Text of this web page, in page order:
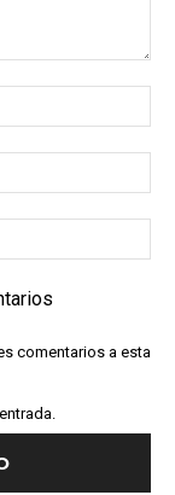
comentarios a esta